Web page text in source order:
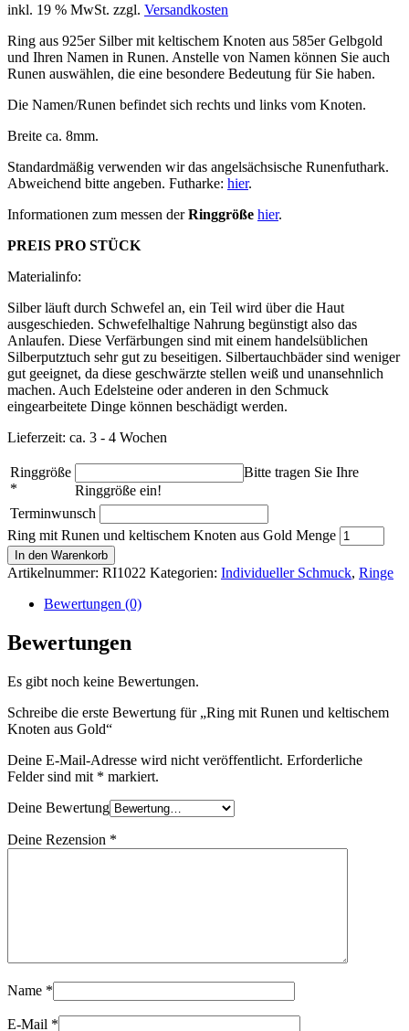
inkl. 19 % MwSt. zzgl. Versandkosten
Ring aus 925er Silber mit keltischem Knoten aus 585er Gelbgold
und Ihren Namen in Runen. Anstelle von Namen können Sie auch
Runen auswählen, die eine besondere Bedeutung für Sie haben.
Die Namen/Runen befindet sich rechts und links vom Knoten.
Breite ca. 8mm.
Standardmäßig verwenden wir das angelsächsische Runenfuthark.
Abweichend bitte angeben. Futharke: hier.
Informationen zum messen derRinggröße hier.
PREIS PRO STÜCK
Materialinfo:
Silber läuft durch Schwefel an, ein Teil wird über die Haut
ausgeschieden. Schwefelhaltige Nahrung begünstigt also das
Anlaufen. Diese Verfärbungen sind mit einem handelsüblichen
Silberputztuch sehr gut zu beseitigen. Silbertauchbäder sind weniger
gut geeignet, da diese geschwärzte stellen weiß und unansehnlich
machen. Auch Edelsteine oder anderen in den Schmuck
eingearbeitete Dinge können beschädigt werden.
Lieferzeit: ca. 3 - 4 Wochen
Ringgröße
*
Bitte tragen Sie Ihre
Ringgröße ein!
Terminwunsch
Ring mit Runen und keltischem Knoten aus Gold Menge
In den Warenkorb
Artikelnummer: RI1022 Kategorien: Individueller Schmuck, Ringe
Bewertungen (0)
Bewertungen
Es gibt noch keine Bewertungen.
Schreibe die erste Bewertung für „Ring mit Runen und keltischem
Knoten aus Gold“
Deine E-Mail-Adresse wird nicht veröffentlicht. Erforderliche
Felder sind mit * markiert.
Deine Bewertung
Deine Rezension *
Name *
E-Mail *